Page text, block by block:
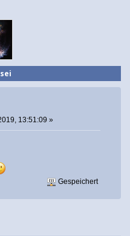
13:51:09 »
Gespeichert